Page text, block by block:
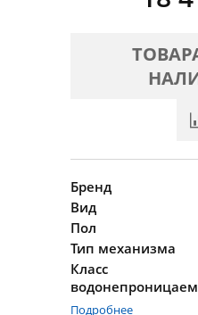
Бренд
Вид
Пол
Тип механизма
Класс
Подробнее